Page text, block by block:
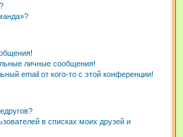
личные сообщения!
email от кого-то с этой конференции!
в списках моих друзей и